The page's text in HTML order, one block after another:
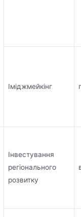
Іміджмейкінг
Інвестування
регіонального
розвитку